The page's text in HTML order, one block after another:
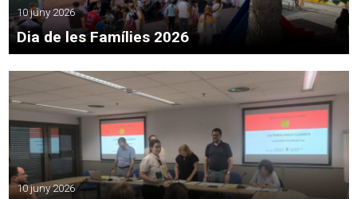
10 juny 2026
Dia de les Famílies 2026
10 juny 2026